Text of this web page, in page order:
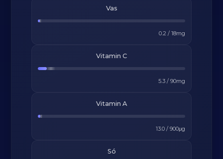
Vas
0.2/ 18mg
Vitamin C
5.3/ 90mg
Vitamin A
13.0/ 900μg
Só